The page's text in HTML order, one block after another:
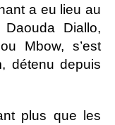
a eu lieu au
Diallo,
Mbow, s’est
détenu depuis
plus que les